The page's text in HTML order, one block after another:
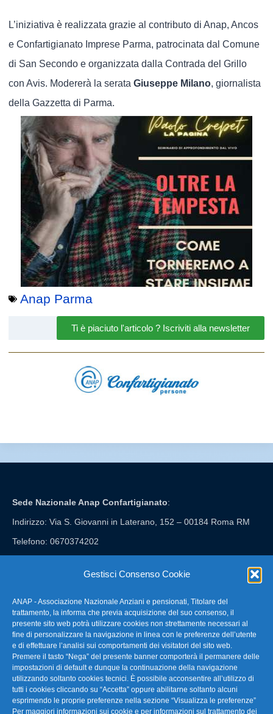
Gestisci Consenso Cookie
ANAP - Associazione Nazionale Anziani e pensionati, Titolare del
trattamento, la informa che previa acquisizione del suo consenso, il
presente sito web potrà utilizzare cookies non strettamente necessari al
fine di personalizzare la navigazione in linea con le preferenze dell’utente
e di effettuare l’analisi sui comportamenti dei visitatori del sito web.
Premere il tasto “Nega” del presente banner comporterà il permanere delle
impostazioni di default e dunque la continuazione della navigazione
utilizzando soltanto cookies tecnici. È possibile acconsentire all’utilizzo di
tutti i cookies cliccando su “Accetta” oppure abilitarne soltanto alcuni
esprimendo le proprie preferenze nella sezione “Visualizza le preferenze”
Per maggiori informazioni sui cookie e per informazioni sul trattamento dei
L’iniziativa è realizzata grazie al contributo di Anap, Ancos
e Confartigianato Imprese Parma, patrocinata dal Comune
di San Secondo e organizzata dalla Contrada del Grillo
con Avis. Modererà la serataGiuseppe Milano, giornalista
della Gazzetta di Parma.
Anap Parma
Ti è piaciuto l'articolo ? Iscriviti alla newsletter
Sede Nazionale Anap Confartigianato:
Indirizzo: Via S. Giovanni in Laterano, 152 – 00184 Roma RM
Telefono: 0670374202
FAQ – Domande Frequenti
La nostra Newsletter
Link Utili
TG Confartigianato